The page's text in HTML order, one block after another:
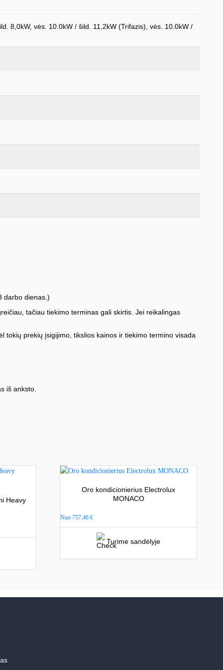
8,0kW, vės. 10.0kW / šild. 11,2kW (Trifazis), vės. 10.0kW /
darbo dienas.)
tačiau tiekimo terminas gali skirtis. Jei reikalingas
prekių įsigijimo, tikslios kainos ir tiekimo termino visada
iš anksto.
Heavy
Oro kondicionierius Electrolux
MONACO
Nuo757,46€
Turime sandėlyje